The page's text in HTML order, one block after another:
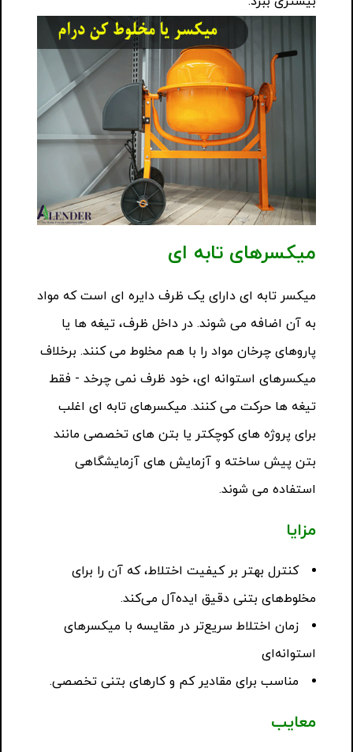
میکسرهای تابه ای
میکسر تابه ای دارای یک ظرف دایره ای است که مواد
به آن اضافه می شوند. در داخل ظرف، تیغه ها یا
پاروهای چرخان مواد را با هم مخلوط می کنند. برخلاف
میکسرهای استوانه ای، خود ظرف نمی چرخد ​​- فقط
تیغه ها حرکت می کنند. میکسرهای تابه ای اغلب
برای پروژه های کوچکتر یا بتن های تخصصی مانند
بتن پیش ساخته و آزمایش های آزمایشگاهی
استفاده می شوند.
مزایا
کنترل بهتر بر کیفیت اختلاط، که آن را برای
مخلوط‌های بتنی دقیق ایده‌آل می‌کند.
زمان اختلاط سریع‌تر در مقایسه با میکسرهای
استوانه‌ای
مناسب برای مقادیر کم و کارهای بتنی تخصصی.
معایب